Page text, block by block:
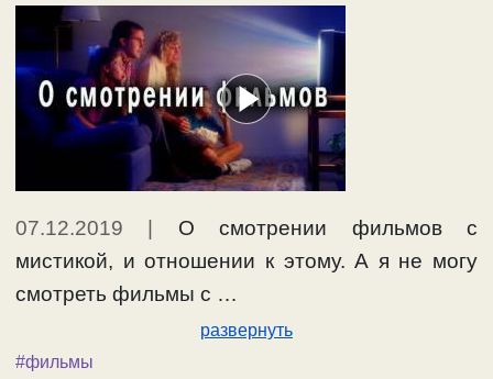
07.12.2019 | О смотрении фильмов с
мистикой, и отношении к этому. А я не могу
смотреть фильмы с …
развернуть
#фильмы